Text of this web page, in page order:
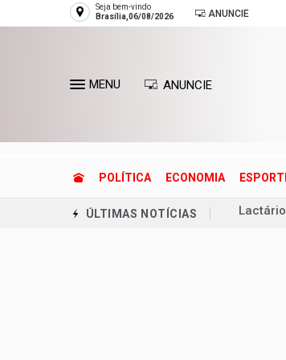
Seja bem-vindo
Brasília,06/08/2026
ANUNCIE
MENU ANUNCIE
POLÍTICA ECONOMIA
ÚLTIMAS NOTÍCIAS
Celina